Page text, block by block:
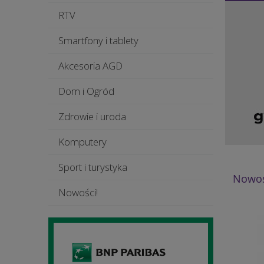
RTV
Smartfony i tablety
Akcesoria AGD
Dom i Ogród
Zdrowie i uroda
Komputery
Sport i turystyka
Nowości!